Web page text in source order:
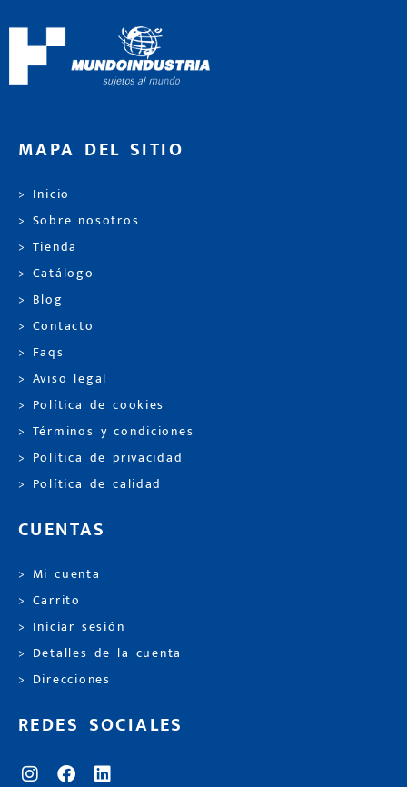
MAPA DEL SITIO
> Inicio
> Sobre nosotros
> Tienda
> Catálogo
> Blog
> Contacto
> Faqs
> Aviso legal
> Política de cookies
> Términos y condiciones
> Política de privacidad
> Política de calidad
CUENTAS
> Mi cuenta
> Carrito
> Iniciar sesión
> Detalles de la cuenta
> Direcciones
REDES SOCIALES